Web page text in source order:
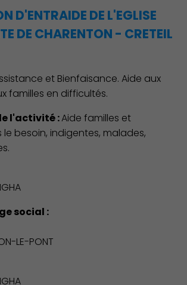
D'ENTRAIDE DE L'EGLISE
DE CHARENTON - CRETEIL
et Bienfaisance. Aide aux
familles en difficultés.
l'activité :Aide familles et
besoin, indigentes, malades,
social :
LE-PONT